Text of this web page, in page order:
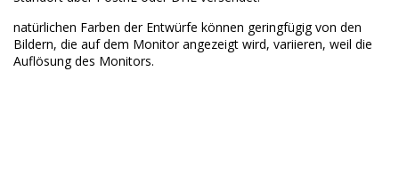
natürlichen Farben der Entwürfe können geringfügig von den
Bildern, die auf dem Monitor angezeigt wird, variieren, weil die
Auflösung des Monitors.